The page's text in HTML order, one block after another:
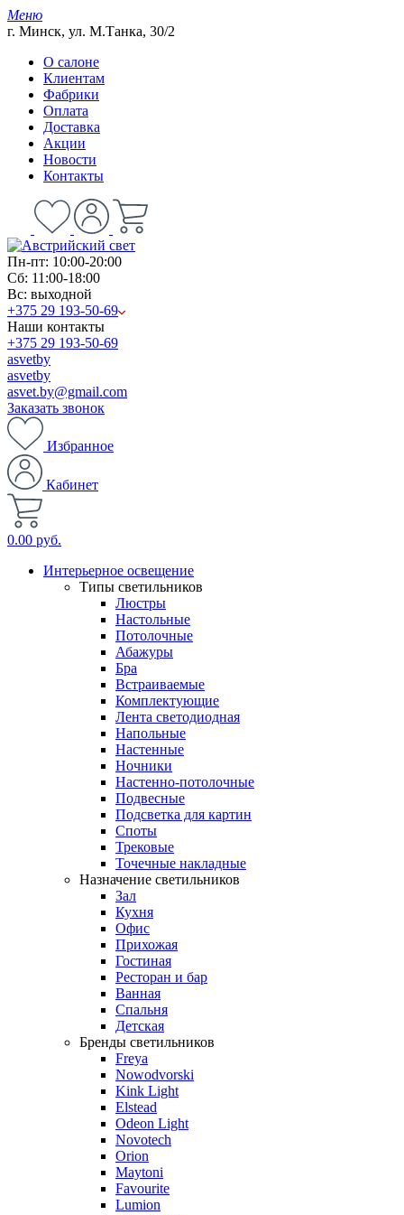
Меню
г. Минск, ул. М.Танка, 30/2
О салоне
Клиентам
Фабрики
Оплата
Доставка
Акции
Новости
Контакты
Пн-пт: 10:00-20:00
Сб: 11:00-18:00
Вс: выходной
+375 29 193-50-69
Наши контакты
+375 29 193-50-69
asvetby
asvetby
asvet.by@gmail.com
Заказать звонок
Избранное
Кабинет
0.00 руб.
Интерьерное освещение
Типы светильников
Люстры
Настольные
Потолочные
Абажуры
Бра
Встраиваемые
Комплектующие
Лента светодиодная
Напольные
Настенные
Ночники
Настенно-потолочные
Подвесные
Подсветка для картин
Споты
Трековые
Точечные накладные
Назначение светильников
Зал
Кухня
Офис
Прихожая
Гостиная
Ресторан и бар
Ванная
Спальня
Детская
Бренды светильников
Freya
Nowodvorski
Kink Light
Elstead
Odeon Light
Novotech
Orion
Maytoni
Favourite
Lumion